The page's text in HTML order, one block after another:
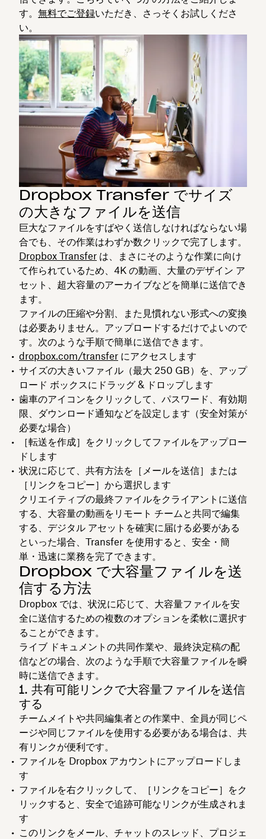
す。 無料でご登録いただき、さっそくお試しくださ
い。
Dropbox Transfer でサイズ
の大きなファイルを送信
巨大なファイルをすばやく送信しなければならない場
合でも、その作業はわずか数クリックで完了します。
Dropbox Transfer は、まさにそのような作業に向け
て作られているため、4K の動画、大量のデザイン ア
セット、超大容量のアーカイブなどを簡単に送信でき
ます。
ファイルの圧縮や分割、また見慣れない形式への変換
は必要ありません。アップロードするだけでよいので
す。次のような手順で簡単に送信できます。
dropbox.com/transfer にアクセスします
サイズの大きいファイル（最大 250 GB）を、アップ
ロード ボックスにドラッグ & ドロップします
歯車のアイコンをクリックして、パスワード、有効期
限、ダウンロード通知などを設定します（安全対策が
必要な場合）
［転送を作成］をクリックしてファイルをアップロー
ドします
状況に応じて、共有方法を［ メールを送信］または
［ リンクをコピー］から選択します
クリエイティブの最終ファイルをクライアントに送信
する、大容量の動画をリモート チームと共同で編集
する、デジタル アセットを確実に届ける必要がある
といった場合、Transfer を使用すると、安全・簡
単・迅速に業務を完了できます。
Dropbox で大容量ファイルを送
信する方法
Dropbox では、状況に応じて、大容量ファイルを安
全に送信するための複数のオプションを柔軟に選択す
ることができます。
ライブ ドキュメントの共同作業や、最終決定稿の配
信などの場合、次のような手順で大容量ファイルを瞬
時に送信できます。
1. 共有可能リンクで大容量ファイルを送信
する
チームメイトや共同編集者との作業中、全員が同じペ
ージや同じファイルを使用する必要がある場合は、共
有リンクが便利です。
ファイルを Dropbox アカウントにアップロードしま
す
ファイルを右クリックして、［ リンクをコピー］をク
リックすると、安全で追跡可能なリンクが生成されま
す
このリンクをメール、チャットのスレッド、プロジェ